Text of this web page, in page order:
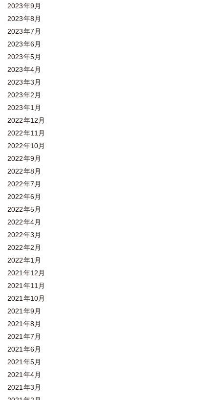
2023年9月
2023年8月
2023年7月
2023年6月
2023年5月
2023年4月
2023年3月
2023年2月
2023年1月
2022年12月
2022年11月
2022年10月
2022年9月
2022年8月
2022年7月
2022年6月
2022年5月
2022年4月
2022年3月
2022年2月
2022年1月
2021年12月
2021年11月
2021年10月
2021年9月
2021年8月
2021年7月
2021年6月
2021年5月
2021年4月
2021年3月